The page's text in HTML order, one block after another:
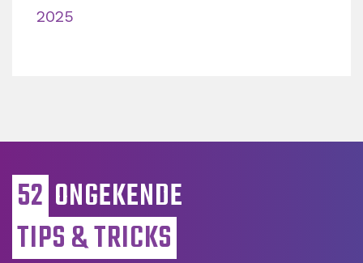
2025
52 ONGEKENDE
TIPS & TRICKS